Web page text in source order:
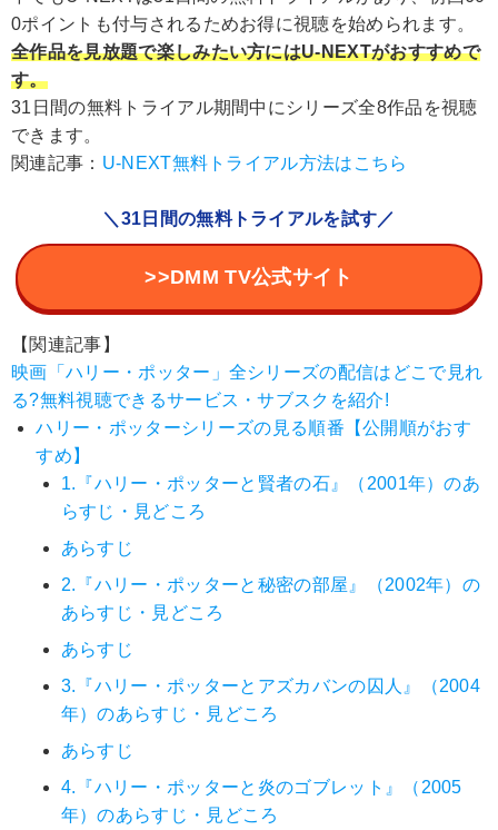
0ポイントも付与されるためお得に視聴を始められます。
全作品を見放題で楽しみたい方にはU-NEXTがおすすめで
す。
31日間の無料トライアル期間中にシリーズ全8作品を視聴
できます。
関連記事： U-NEXT無料トライアル方法はこちら
＼31日間の無料トライアルを試す／
>>DMM TV公式サイト
【関連記事】
映画「ハリー・ポッター」全シリーズの配信はどこで見れ
る?無料視聴できるサービス・サブスクを紹介!
ハリー・ポッターシリーズの見る順番【公開順がおす
すめ】
1.『ハリー・ポッターと賢者の石』（2001年）のあ
らすじ・見どころ
あらすじ
2.『ハリー・ポッターと秘密の部屋』（2002年）の
あらすじ・見どころ
あらすじ
3.『ハリー・ポッターとアズカバンの囚人』（2004
年）のあらすじ・見どころ
あらすじ
4.『ハリー・ポッターと炎のゴブレット』（2005
年）のあらすじ・見どころ